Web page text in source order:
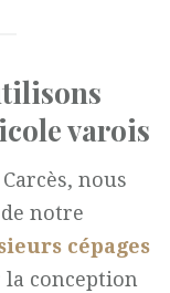
varois
nous
notre
cépages
conception